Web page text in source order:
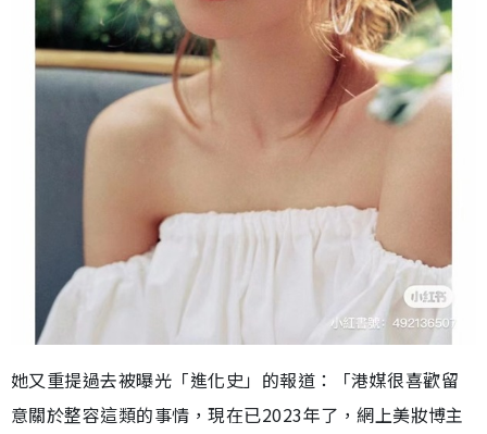
她又重提過去被曝光「進化史」的報道：「港媒很喜歡留
意關於整容這類的事情，現在已2023年了，網上美妝博主